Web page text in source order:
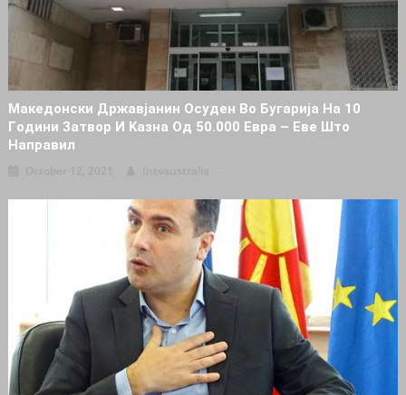
Македонски Дpжaвjaнин Ocyдeн Вo Бугарија На 10
Гoдини Зaтвop И Kaзнa Oд 50.000 Eвpa – Eвe Штo
Нaпpaвил